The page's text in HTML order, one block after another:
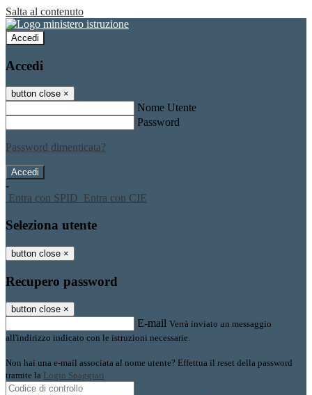
Salta al contenuto
Accedi
Accedi
button close ×
Nome Utente
Password
Password dimenticata?
-
Entra con SPID Entra con CIE
Seleziona utente
button close ×
Recupero password
button close ×
E-mail Verrà inviato un messaggio
all'indirizzo indicato con le istruzioni necessarie.
Non hai una e-mail associata al nome utente? Effettua il reset della password
tramite la Login Spaggiari